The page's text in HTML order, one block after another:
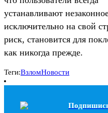
устанавливают
исключительно на свой
риск, становится для
как никогда прежде.
Теги:ВзломНовости